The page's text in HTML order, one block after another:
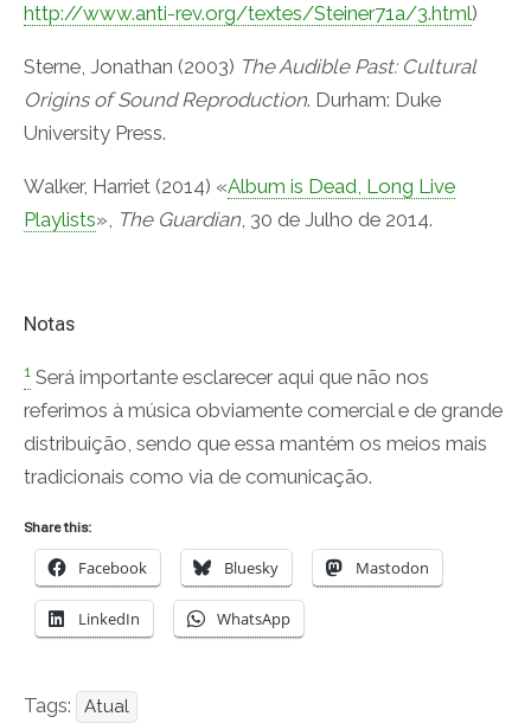
http://www.anti-rev.org/textes/Steiner71a/3.html)
Sterne, Jonathan (2003) The Audible Past: Cultural
Origins of Sound Reproduction. Durham: Duke
University Press.
Walker, Harriet (2014) «Album is Dead, Long Live
Playlists», The Guardian , 30 de Julho de 2014.
Notas
1 Será importante esclarecer aqui que não nos
referimos à música obviamente comercial e de grande
distribuição, sendo que essa mantém os meios mais
tradicionais como via de comunicação.
Share this:
Facebook Bluesky Mastodon
LinkedIn WhatsApp
Tags: Atual